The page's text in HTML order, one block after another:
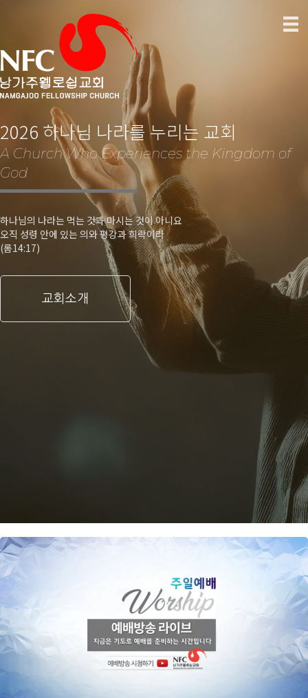
2026 하나님 나라를 누리는 교회
A Church Who Experiences the Kingdom of
God
하나님의 나라는 먹는 것과 마시는 것이 아니요
오직 성령 안에 있는 의와 평강과 희락이라
(롬14:17)
교회소개